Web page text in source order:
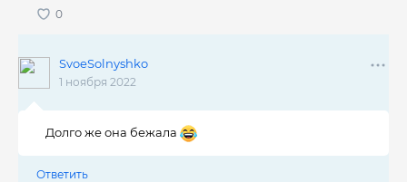
SvoeSolnyshko
1 ноября 2022
Долго же она бежала
Ответить